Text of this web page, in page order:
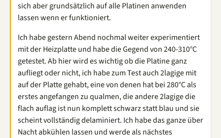
sich aber grundsätzlich auf alle Platinen anwenden
lassen wenn er funktioniert.
Ich habe gestern Abend nochmal weiter experimentiert
mit der Heizplatte und habe die Gegend von 240-310°C
getestet. Ab hier wird es wichtig ob die Platine ganz
aufliegt oder nicht, ich habe zum Test auch 2lagige mit
auf der Platte gehabt, eine von denen hat bei 280°C als
erstes angefangen zu qualmen, die andere 2lagige die
flach auflag ist nun komplett schwarz statt blau und sie
scheint vollständig delaminiert. Ich habe das ganze über
Nacht abkühlen lassen und werde als nächstes